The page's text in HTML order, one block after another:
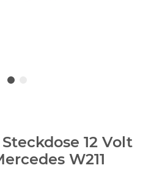
12 Volt
W211